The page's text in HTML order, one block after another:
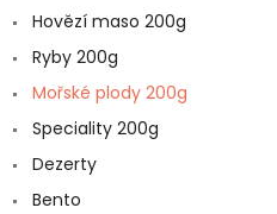
Hovězí maso 200g
Ryby 200g
Mořské plody 200g
Speciality 200g
Dezerty
Bento